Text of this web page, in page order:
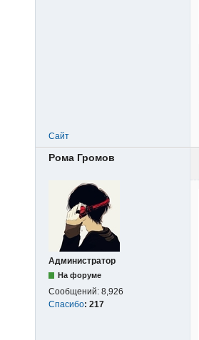
Сайт
Рома Громов
Администратор
На форуме
Сообщений: 8,926
Спасибо: 217